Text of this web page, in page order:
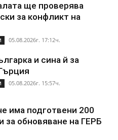
ще проверява
за конфликт на
05.08.2026г. 17:12ч.
и сина й за
05.08.2026г. 15:57ч.
има подготвени 200
за обновяване на ГЕРБ